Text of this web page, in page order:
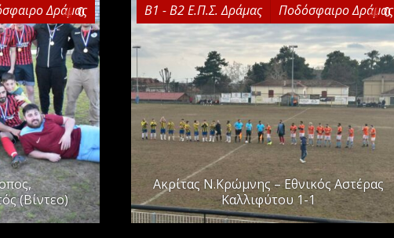
Δράμας
0
(Βίντεο)
Β1 - Β2 Ε.Π.Σ. Δράμας Ποδόσφαιρο Δράμας
0
Ακρίτας Ν.Κρώμνης – Εθνικός Αστέρας
Καλλιφύτου 1-1